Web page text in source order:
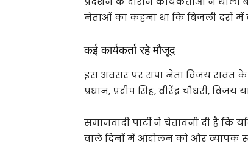
नेताओं का कहना था कि बिजली दरों में
कई कार्यकर्ता रहे मौजूद
इस अवसर पर सपा नेता विजय रावत के
प्रधान, प्रदीप सिंह, वीरेंद्र चौधरी,
समाजवादी पार्टी ने चेतावनी दी है
वाले दिनों में आंदोलन को और व्यापक